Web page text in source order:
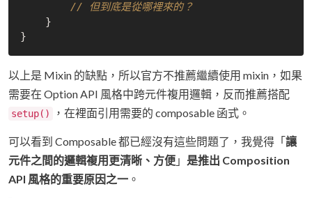
// 但到底是從哪裡來的？
以上是 Mixin 的缺點，所以官方不推薦繼續使用 mixin，如果
需要在 Option API 風格中跨元件複用邏輯，反而推薦搭配
setup() ，在裡面引用需要的 composable 函式。
可以看到 Composable 都已經沒有這些問題了，我覺得「讓
元件之間的邏輯複用更清晰、方便 」 是推出 Composition
API 風格的重要原因之一 。